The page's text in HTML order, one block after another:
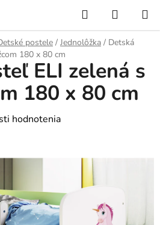
Hľadať
KOŠÍK
postele / Jednolôžka / Detská
180 x 80 cm
ELI zelená s
180 x 80 cm
hodnotenia